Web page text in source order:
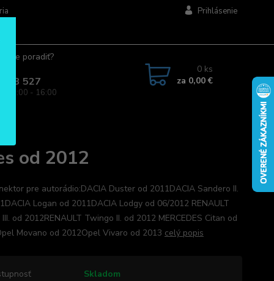
Prihlásenie
poradiť?
963 527
08:00 - 16:00
0 ks
za 0,00 €
od 2012
pre autorádio:DACIA Duster od 2011DACIA Sandero II.
Logan od 2011DACIA Lodgy od 06/2012 RENAULT
od 2012RENAULT Twingo II. od 2012 MERCEDES Citan od
Movano od 2012Opel Vivaro od 2013 celý popis
Skladom